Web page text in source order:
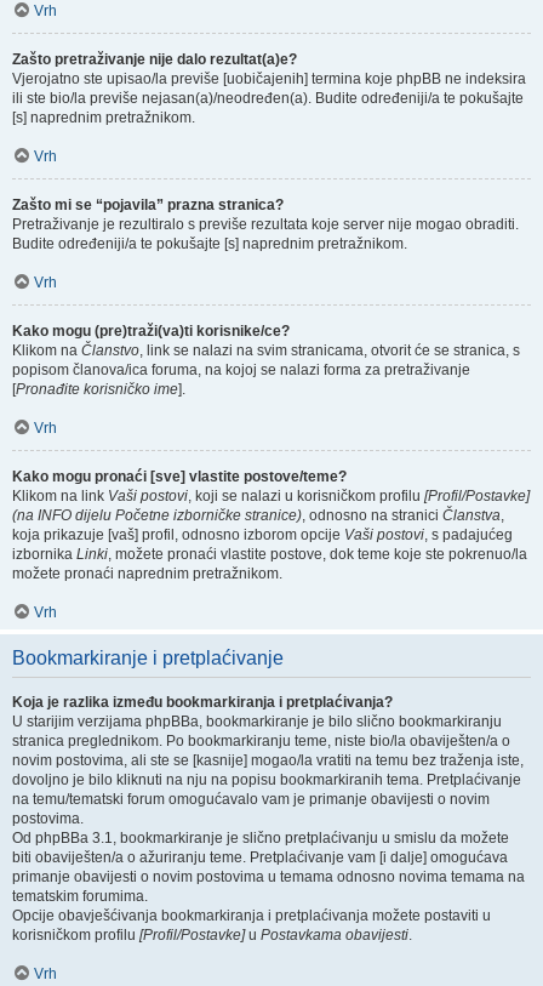
Vrh
Zašto pretraživanje nije dalo rezultat(a)e?
Vjerojatno ste upisao/la previše [uobičajenih] termina koje phpBB ne indeksira
ili ste bio/la previše nejasan(a)/neodređen(a). Budite određeniji/a te pokušajte
[s] naprednim pretražnikom.
Vrh
Zašto mi se “pojavila” prazna stranica?
Pretraživanje je rezultiralo s previše rezultata koje server nije mogao obraditi.
Budite određeniji/a te pokušajte [s] naprednim pretražnikom.
Vrh
Kako mogu (pre)traži(va)ti korisnike/ce?
Klikom na Članstvo, link se nalazi na svim stranicama, otvorit će se stranica, s
popisom članova/ica foruma, na kojoj se nalazi forma za pretraživanje
[Pronađite korisničko ime].
Vrh
Kako mogu pronaći [sve] vlastite postove/teme?
Klikom na link Vaši postovi, koji se nalazi u korisničkom profilu [Profil/Postavke]
(na INFO dijelu Početne izborničke stranice), odnosno na stranici Članstva,
koja prikazuje [vaš] profil, odnosno izborom opcije Vaši postovi, s padajućeg
izbornika Linki, možete pronaći vlastite postove, dok teme koje ste pokrenuo/la
možete pronaći naprednim pretražnikom.
Vrh
Bookmarkiranje i pretplaćivanje
Koja je razlika između bookmarkiranja i pretplaćivanja?
U starijim verzijama phpBBa, bookmarkiranje je bilo slično bookmarkiranju
stranica preglednikom. Po bookmarkiranju teme, niste bio/la obaviješten/a o
novim postovima, ali ste se [kasnije] mogao/la vratiti na temu bez traženja iste,
dovoljno je bilo kliknuti na nju na popisu bookmarkiranih tema. Pretplaćivanje
na temu/tematski forum omogućavalo vam je primanje obavijesti o novim
postovima.
Od phpBBa 3.1, bookmarkiranje je slično pretplaćivanju u smislu da možete
biti obaviješten/a o ažuriranju teme. Pretplaćivanje vam [i dalje] omogućava
primanje obavijesti o novim postovima u temama odnosno novima temama na
tematskim forumima.
Opcije obavješćivanja bookmarkiranja i pretplaćivanja možete postaviti u
korisničkom profilu [Profil/Postavke]u Postavkama obavijesti.
Vrh